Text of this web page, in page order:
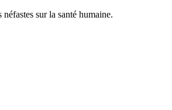
sur la santé humaine.